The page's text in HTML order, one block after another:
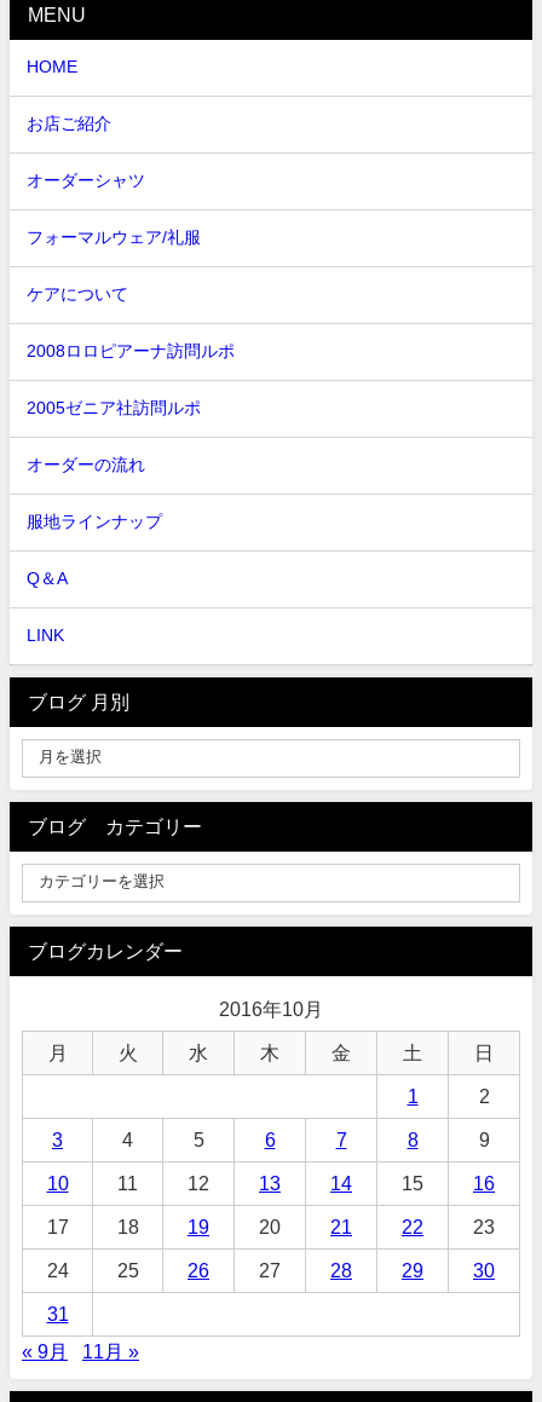
MENU
HOME
お店ご紹介
オーダーシャツ
フォーマルウェア/礼服
ケアについて
2008ロロピアーナ訪問ルポ
2005ゼニア社訪問ルポ
オーダーの流れ
服地ラインナップ
Q＆A
LINK
ブログ 月別
ブログ カテゴリー
ブログカレンダー
2016年10月
月 火 水 木 金 土 日
1 2
3 4 5 6 7 8 9
10 11 12 13 14 15 16
17 18 19 20 21 22 23
24 25 26 27 28 29 30
31
« 9月
11月 »